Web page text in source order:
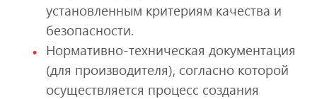
установленным критериям качества и
безопасности.
Нормативно-техническая документация
(для производителя), согласно которой
осуществляется процесс создания